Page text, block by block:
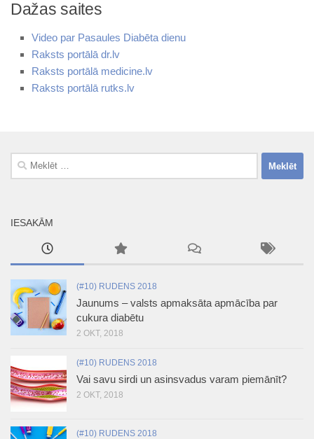
Dažas saites
Video par Pasaules Diabēta dienu
Raksts portālā dr.lv
Raksts portālā medicine.lv
Raksts portālā rutks.lv
Meklēt:
IESAKĀM
(#10) RUDENS 2018
Jaunums – valsts apmaksāta apmācība par
cukura diabētu
2 OKT, 2018
(#10) RUDENS 2018
Vai savu sirdi un asinsvadus varam piemānīt?
2 OKT, 2018
(#10) RUDENS 2018